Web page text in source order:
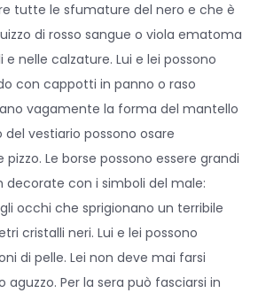
tutte le sfumature del nero e che è
di rosso sangue o viola ematoma
e nelle calzature. Lui e lei possono
con cappotti in panno o raso
vagamente la forma del mantello
vestiario possono osare
Le borse possono essere grandi
con i simboli del male:
occhi che sprigionano un terribile
cristalli neri. Lui e lei possono
di pelle. Lei non deve mai farsi
Per la sera può fasciarsi in